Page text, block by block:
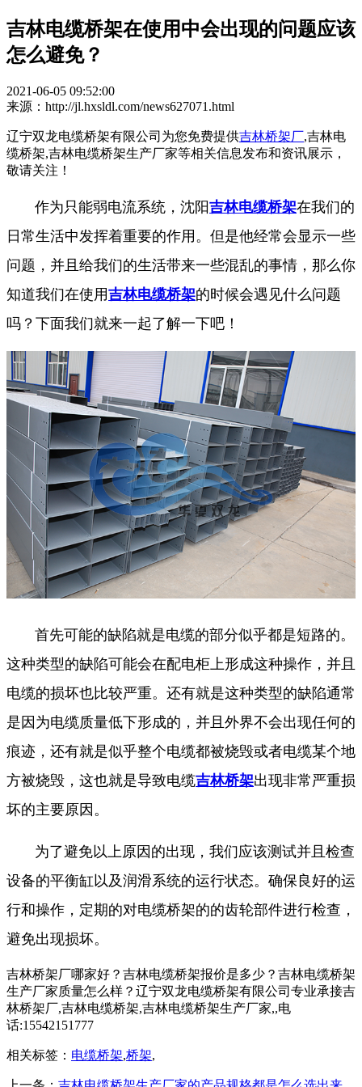
吉林电缆桥架在使用中会出现的问题应该
怎么避免？
2021-06-05 09:52:00
来源：http://jl.hxsldl.com/news627071.html
辽宁双龙电缆桥架有限公司为您免费提供吉林桥架厂,吉林电
缆桥架,吉林电缆桥架生产厂家等相关信息发布和资讯展示，
敬请关注！
作为只能弱电流系统，沈阳吉林电缆桥架在我们的
日常生活中发挥着重要的作用。但是他经常会显示一些
问题，并且给我们的生活带来一些混乱的事情，那么你
知道我们在使用吉林电缆桥架的时候会遇见什么问题
吗？下面我们就来一起了解一下吧！
首先可能的缺陷就是电缆的部分似乎都是短路的。
这种类型的缺陷可能会在配电柜上形成这种操作，并且
电缆的损坏也比较严重。还有就是这种类型的缺陷通常
是因为电缆质量低下形成的，并且外界不会出现任何的
痕迹，还有就是似乎整个电缆都被烧毁或者电缆某个地
方被烧毁，这也就是导致电缆吉林桥架出现非常严重损
坏的主要原因。
为了避免以上原因的出现，我们应该测试并且检查
设备的平衡缸以及润滑系统的运行状态。确保良好的运
行和操作，定期的对电缆桥架的的齿轮部件进行检查，
避免出现损坏。
吉林桥架厂哪家好？吉林电缆桥架报价是多少？吉林电缆桥架
生产厂家质量怎么样？辽宁双龙电缆桥架有限公司专业承接吉
林桥架厂,吉林电缆桥架,吉林电缆桥架生产厂家,,电
话:15542151777
相关标签： 电缆桥架,桥架,